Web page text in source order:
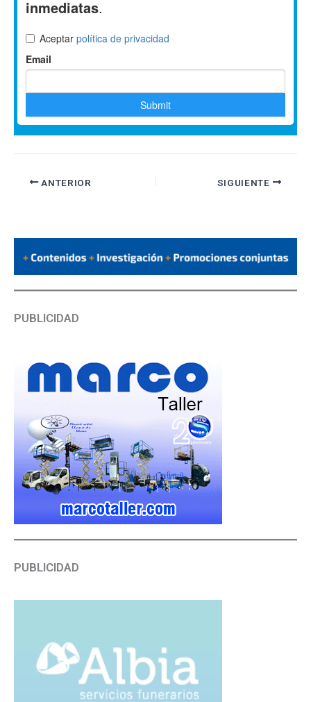
ANTERIOR SIGUIENTE
PUBLICIDAD
PUBLICIDAD